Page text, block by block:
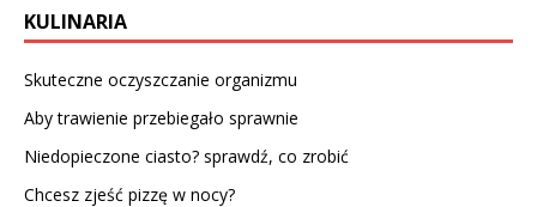
KULINARIA
Skuteczne oczyszczanie organizmu
Aby trawienie przebiegało sprawnie
Niedopieczone ciasto? sprawdź, co zrobić
Chcesz zjeść pizzę w nocy?